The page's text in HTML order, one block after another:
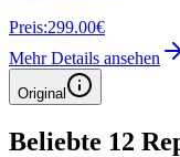
Preis:299.00€
Mehr Details ansehen
Original
Beliebte 12